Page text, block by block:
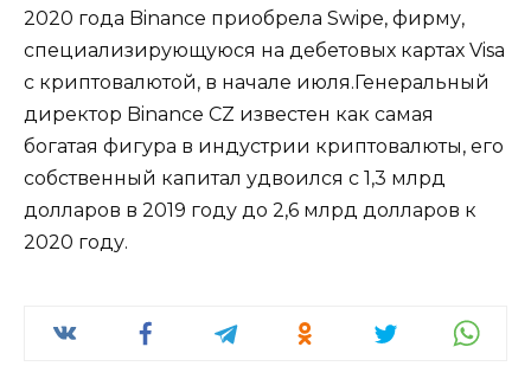
2020 года Binance приобрела Swipe, фирму,
специализирующуюся на дебетовых картах Visa
с криптовалютой, в начале июля.Генеральный
директор Binance CZ известен как самая
богатая фигура в индустрии криптовалюты, его
собственный капитал удвоился с 1,3 млрд
долларов в 2019 году до 2,6 млрд долларов к
2020 году.